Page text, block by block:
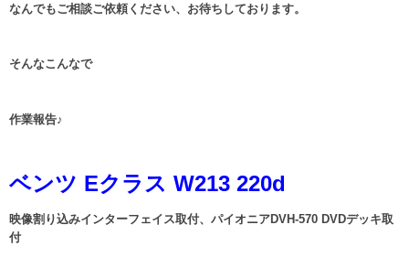
なんでもご相談ご依頼ください、お待ちしております。
そんなこんなで
作業報告♪
ベンツ Eクラス W213 220d
映像割り込みインターフェイス取付、パイオニアDVH-570 DVDデッキ取
付